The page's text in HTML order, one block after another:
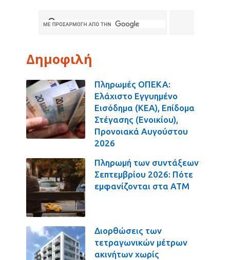
Δημοφιλή
Πληρωμές ΟΠΕΚΑ:
Ελάχιστο Εγγυημένο
Εισόδημα (ΚΕΑ), Επίδομα
Στέγασης (Ενοικίου),
Προνοιακά Αυγούστου
2026
Πληρωμή των συντάξεων
Σεπτεμβρίου 2026: Πότε
εμφανίζονται στα ΑΤΜ
Διορθώσεις των
τετραγωνικών μέτρων
ακινήτων χωρίς